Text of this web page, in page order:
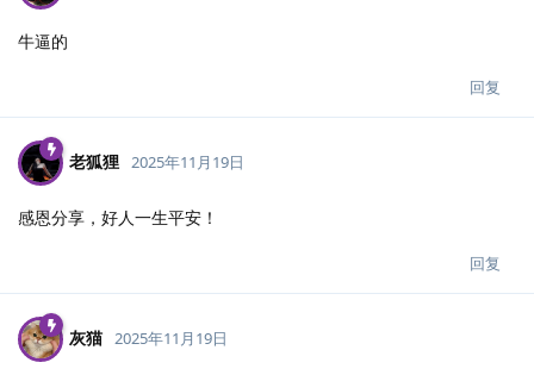
牛逼的
回复
老狐狸 2025年11月19日
感恩分享，好人一生平安！
回复
灰猫 2025年11月19日